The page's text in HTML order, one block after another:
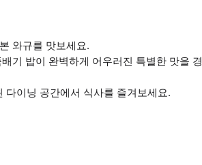
와규를 맛보세요.
기 밥이 완벽하게 어우러진 특별한 맛을 경
이닝 공간에서 식사를 즐겨보세요.